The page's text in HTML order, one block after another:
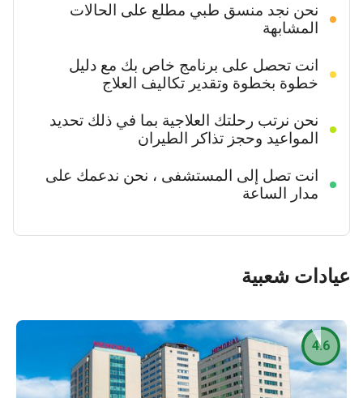
نحن نجد منسق طبي مطلع على الحالات
المشابهة
انت تحصل على برنامج خاص بك مع دليل
خطوة بخطوة وتقدير تكاليف العلاج
نحن نرتب رحلتك العلاجية بما في ذلك تحديد
المواعيد وحجز تذاكر الطيران
انت تصل إلى المستشفى ، نحن ندعمك على
مدار الساعة
شعبية
4.6